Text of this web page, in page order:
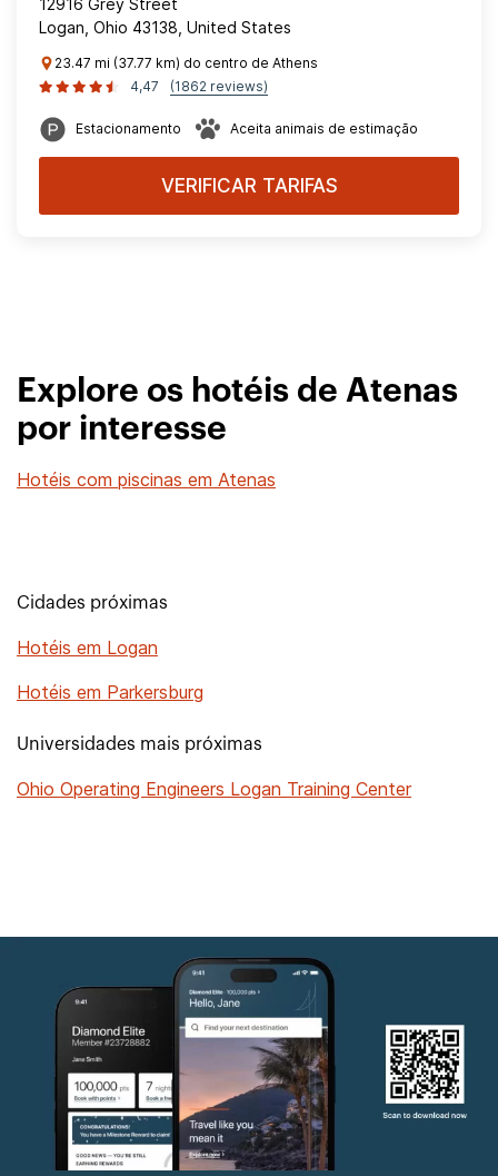
12916 Grey Street
Logan, Ohio 43138, United States
23.47 mi (37.77 km) do centro de Athens
4,47
(1862 reviews)
Estacionamento Aceita animais de estimação
VERIFICAR TARIFAS
Explore os hotéis de Atenas
por interesse
Hotéis com piscinas em Atenas
Cidades próximas
Hotéis em Logan
Hotéis em Parkersburg
Universidades mais próximas
Ohio Operating Engineers Logan Training Center